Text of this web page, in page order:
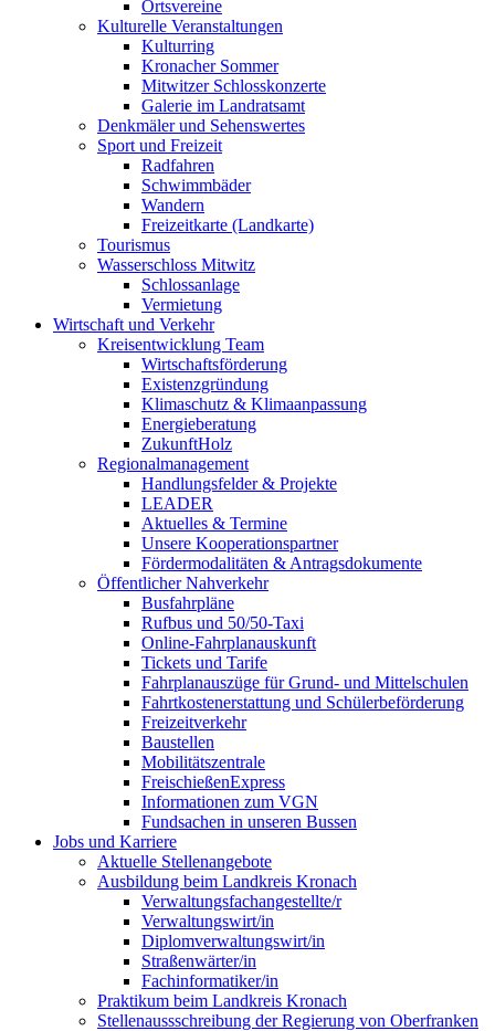
Ortsvereine
Kulturelle Veranstaltungen
Kulturring
Kronacher Sommer
Mitwitzer Schlosskonzerte
Galerie im Landratsamt
Denkmäler und Sehenswertes
Sport und Freizeit
Radfahren
Schwimmbäder
Wandern
Freizeitkarte (Landkarte)
Tourismus
Wasserschloss Mitwitz
Schlossanlage
Vermietung
Wirtschaft und Verkehr
Kreisentwicklung Team
Wirtschaftsförderung
Existenzgründung
Klimaschutz & Klimaanpassung
Energieberatung
ZukunftHolz
Regionalmanagement
Handlungsfelder & Projekte
LEADER
Aktuelles & Termine
Unsere Kooperationspartner
Fördermodalitäten & Antragsdokumente
Öffentlicher Nahverkehr
Busfahrpläne
Rufbus und 50/50-Taxi
Online-Fahrplanauskunft
Tickets und Tarife
Fahrplanauszüge für Grund- und Mittelschulen
Fahrtkostenerstattung und Schülerbeförderung
Freizeitverkehr
Baustellen
Mobilitätszentrale
FreischießenExpress
Informationen zum VGN
Fundsachen in unseren Bussen
Jobs und Karriere
Aktuelle Stellenangebote
Ausbildung beim Landkreis Kronach
Verwaltungsfachangestellte/r
Verwaltungswirt/in
Diplomverwaltungswirt/in
Straßenwärter/in
Fachinformatiker/in
Praktikum beim Landkreis Kronach
Stellenaussschreibung der Regierung von Oberfranken